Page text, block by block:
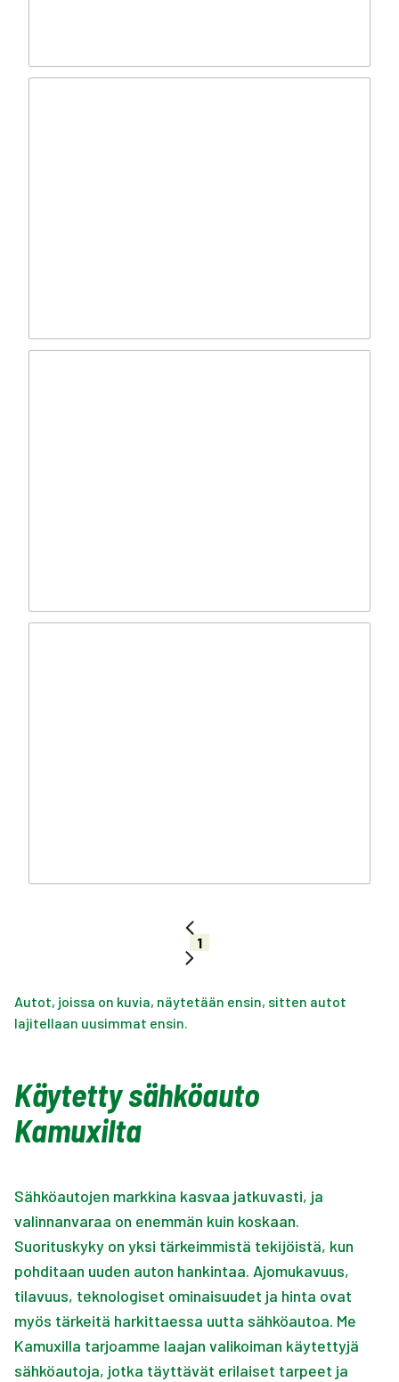
1
Autot, joissa on kuvia, näytetään ensin, sitten autot
lajitellaan uusimmat ensin.
Käytetty sähköauto
Kamuxilta
Sähköautojen markkina kasvaa jatkuvasti, ja
valinnanvaraa on enemmän kuin koskaan.
Suorituskyky on yksi tärkeimmistä tekijöistä, kun
pohditaan uuden auton hankintaa. Ajomukavuus,
tilavuus, teknologiset ominaisuudet ja hinta ovat
myös tärkeitä harkittaessa uutta sähköautoa. Me
Kamuxilla tarjoamme laajan valikoiman käytettyjä
sähköautoja, jotka täyttävät erilaiset tarpeet ja